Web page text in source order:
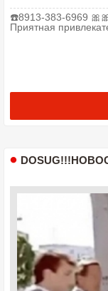
☎️8913-383-6969
Приятная